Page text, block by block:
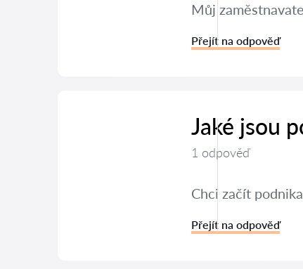
Můj
Přejít na odpověď
Jaké jsou
1 odpověď
Chci začít
Přejít na odpověď